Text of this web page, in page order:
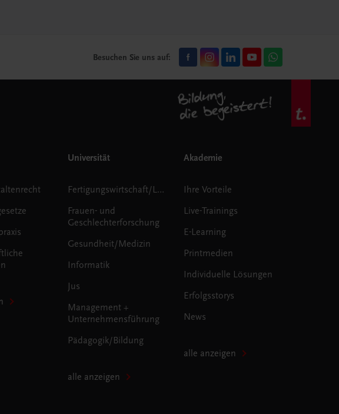
Besuchen Sie uns auf:
Universität
Fertigungswirtschaft/Logistik
Frauen- und
Geschlechterforschung
Gesundheit/Medizin
Informatik
Jus
Management +
Unternehmensführung
Pädagogik/Bildung
alle anzeigen
Akademie
Ihre Vorteile
Live-Trainings
E-Learning
Printmedien
Individuelle Lösungen
Erfolgsstorys
News
alle anzeigen